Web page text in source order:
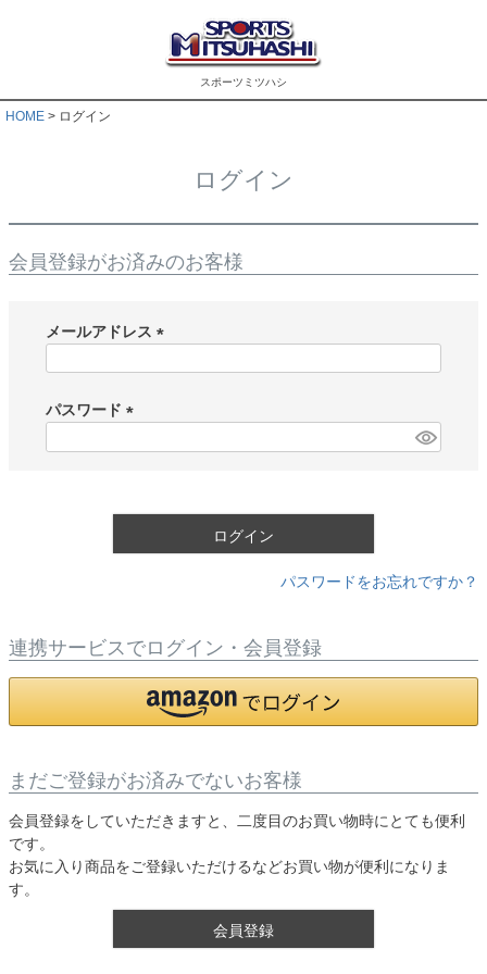
スポーツミツハシ
HOME ログイン
ログイン
会員登録がお済みのお客様
メールアドレス
)
パスワード
ログイン
パスワードをお忘れですか？
連携サービスでログイン・会員登録
まだご登録がお済みでないお客様
会員登録をしていただきますと、二度目のお買い物時にとても便利
です。
お気に入り商品をご登録いただけるなどお買い物が便利になりま
す。
会員登録